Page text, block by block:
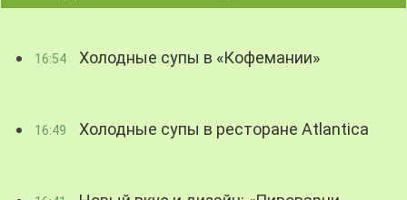
16:54 Холодные супы в «Кофемании»
16:49 Холодные супы в ресторане Atlantica